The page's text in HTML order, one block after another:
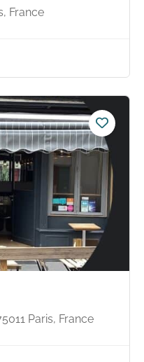
France
Paris, France